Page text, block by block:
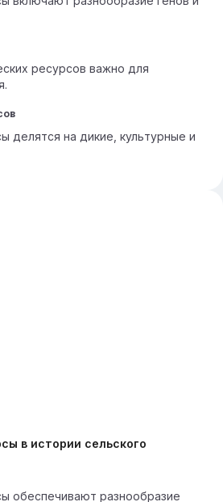
ресурсов важно для
делятся на дикие, культурные и
в истории сельского
обеспечивают разнообразие